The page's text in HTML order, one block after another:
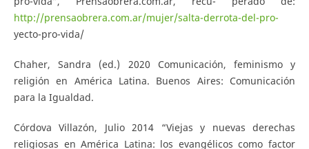
http://prensaobrera.com.ar/mujer/salta-derrota-del-pro-
yecto-pro-vida/
Chaher, Sandra (ed.) 2020 Comunicación, feminismo y
religión en América Latina. Buenos Aires: Comunicación
para la Igualdad.
Córdova Villazón, Julio 2014 “Viejas y nuevas derechas
religiosas en América Latina: los evangélicos como factor